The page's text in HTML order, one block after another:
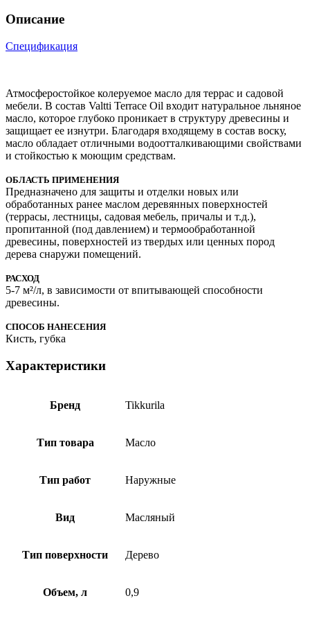
Описание
Спецификация
Атмосферостойкое колеруемое масло для террас и садовой
мебели. В состав Valtti Terrace Oil входит натуральное льняное
масло, которое глубоко проникает в структуру древесины и
защищает ее изнутри. Благодаря входящему в состав воску,
масло обладает отличными водоотталкивающими свойствами
и стойкостью к моющим средствам.
ОБЛАСТЬ ПРИМЕНЕНИЯ
Предназначено для защиты и отделки новых или
обработанных ранее маслом деревянных поверхностей
(террасы, лестницы, садовая мебель, причалы и т.д.),
пропитанной (под давлением) и термообработанной
древесины, поверхностей из твердых или ценных пород
дерева снаружи помещений.
РАСХОД
5-7 м²/л, в зависимости от впитывающей способности
древесины.
СПОСОБ НАНЕСЕНИЯ
Кисть, губка
Характеристики
Бренд Tikkurila
Тип товара Масло
Тип работ Наружные
Вид Масляный
Тип поверхности Дерево
Объем, л 0,9